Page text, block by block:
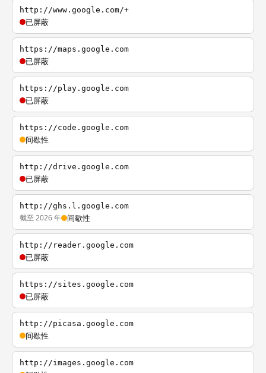
http://www.google.com/+
已屏蔽
https://maps.google.com
已屏蔽
https://play.google.com
已屏蔽
https://code.google.com
间歇性
http://drive.google.com
已屏蔽
http://ghs.l.google.com
截至 2026 年 间歇性
http://reader.google.com
已屏蔽
https://sites.google.com
已屏蔽
http://picasa.google.com
间歇性
http://images.google.com